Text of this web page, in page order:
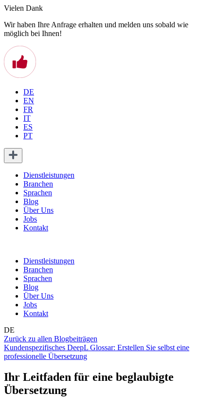
Vielen Dank
Wir haben Ihre Anfrage erhalten und melden uns sobald wie
möglich bei Ihnen!
DE
EN
FR
IT
ES
PT
Dienstleistungen
Branchen
Sprachen
Blog
Über Uns
Jobs
Kontakt
Dienstleistungen
Branchen
Sprachen
Blog
Über Uns
Jobs
Kontakt
DE
Zurück zu allen Blogbeiträgen
Kundenspezifisches DeepL Glossar: Erstellen Sie selbst eine
professionelle Übersetzung
Ihr Leitfaden für eine beglaubigte
Übersetzung